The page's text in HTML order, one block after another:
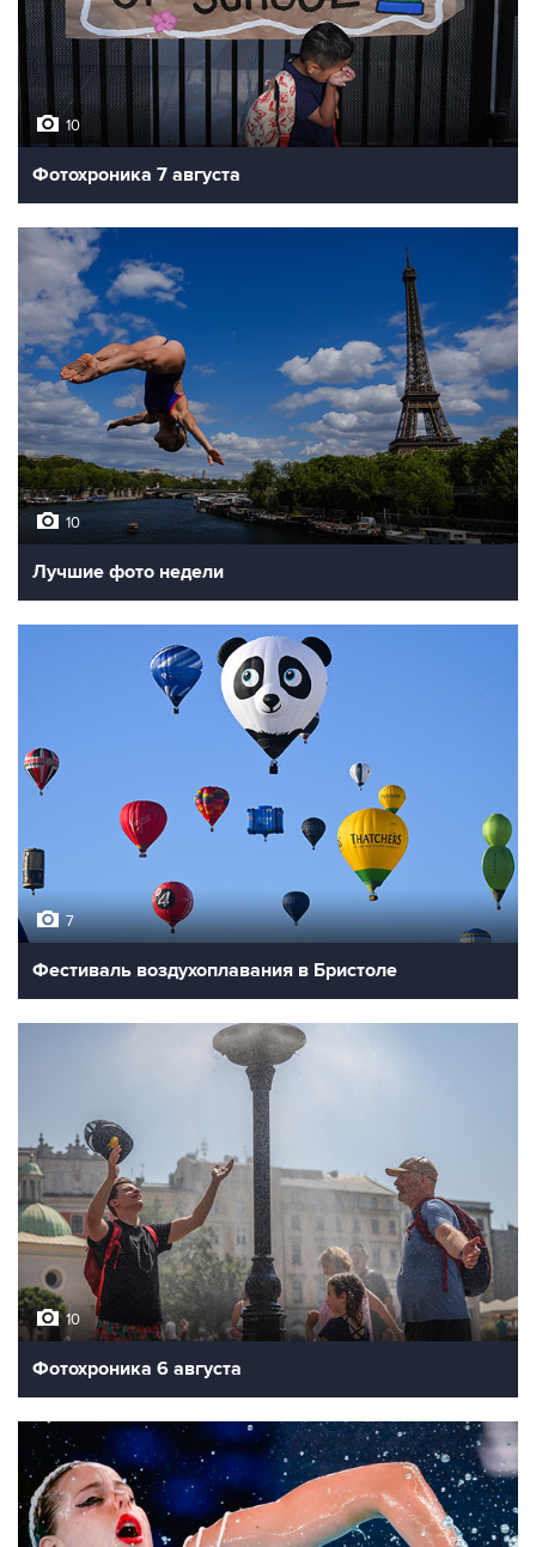
10
Фотохроника 7 августа
10
Лучшие фото недели
7
Фестиваль воздухоплавания в Бристоле
10
Фотохроника 6 августа